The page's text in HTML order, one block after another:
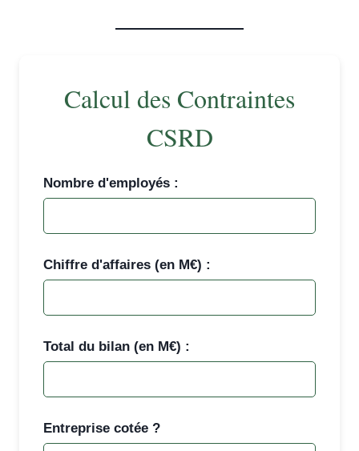
Calcul des Contraintes
CSRD
Nombre d'employés :
Chiffre d'affaires (en M€) :
Total du bilan (en M€) :
Entreprise cotée ?